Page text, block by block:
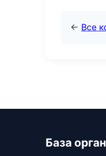
← Все
База